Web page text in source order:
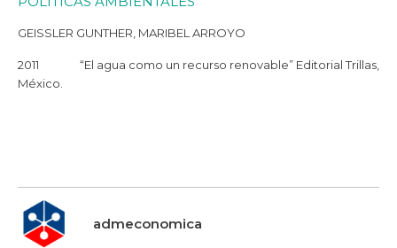
GEISSLER GUNTHER, MARIBEL ARROYO
2011 “El agua como un recurso renovable” Editorial Trillas,
México.
admeconomica